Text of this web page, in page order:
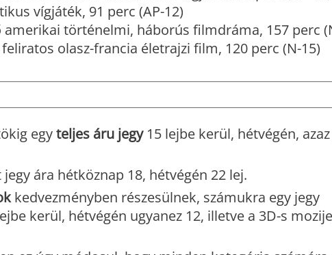
vígjáték, 91 perc (AP-12)
amerikai történelmi, háborús filmdráma, 157 perc
olasz-francia életrajzi film, 120 perc (N-15)
egyteljes áru jegy15 lejbe kerül, hétvégén,
ára hétköznap 18, hétvégén 22 lej.
kedvezményben részesülnek, számukra egy jegy
kerül, hétvégén ugyanez 12, illetve a 3D-s